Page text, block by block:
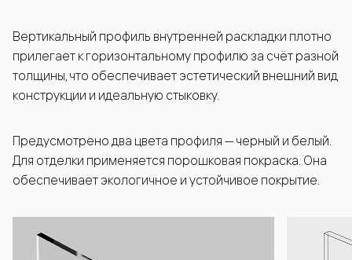
Вертикальный профиль внутренней раскладки плотно
прилегает к горизонтальному профилю за счёт разной
толщины, что обеспечивает эстетический внешний вид
конструкции и идеальную стыковку.
Предусмотрено два цвета профиля — черный и белый.
Для отделки применяется порошковая покраска. Она
обеспечивает экологичное и устойчивое покрытие.